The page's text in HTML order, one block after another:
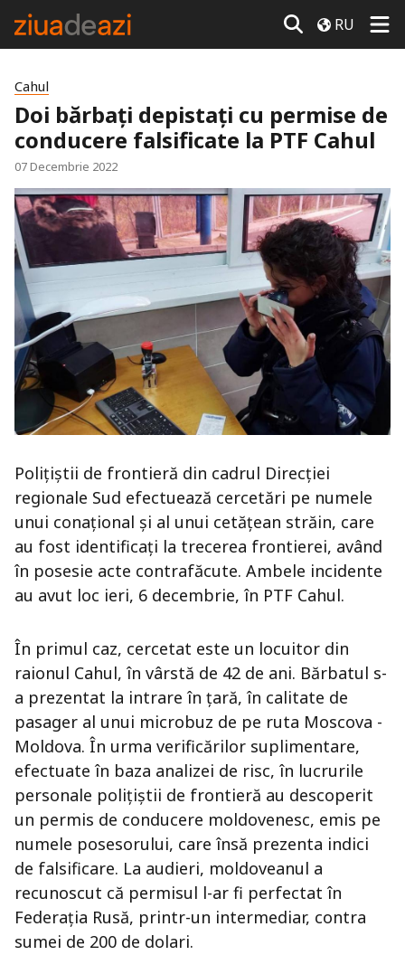
RU
Cahul
Doi bărbați depistați cu permise de
conducere falsificate la PTF Cahul
07 Decembrie 2022
Polițiștii de frontieră din cadrul Direcției
regionale Sud efectuează cercetări pe numele
unui conațional și al unui cetățean străin, care
au fost identificați la trecerea frontierei, având
în posesie acte contrafăcute. Ambele incidente
au avut loc ieri, 6 decembrie, în PTF Cahul.
În primul caz, cercetat este un locuitor din
raionul Cahul, în vârstă de 42 de ani. Bărbatul s-
a prezentat la intrare în țară, în calitate de
pasager al unui microbuz de pe ruta Moscova -
Moldova. În urma verificărilor suplimentare,
efectuate în baza analizei de risc, în lucrurile
personale polițiștii de frontieră au descoperit
un permis de conducere moldovenesc, emis pe
numele posesorului, care însă prezenta indici
de falsificare. La audieri, moldoveanul a
recunoscut că permisul l-ar fi perfectat în
Federația Rusă, printr-un intermediar, contra
sumei de 200 de dolari.